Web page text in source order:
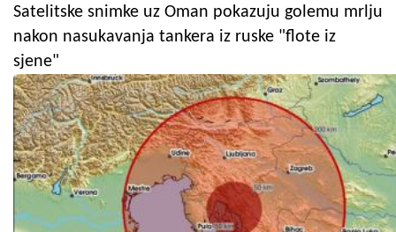
Satelitske snimke uz Oman pokazuju golemu mrlju
nakon nasukavanja tankera iz ruske "flote iz
sjene"